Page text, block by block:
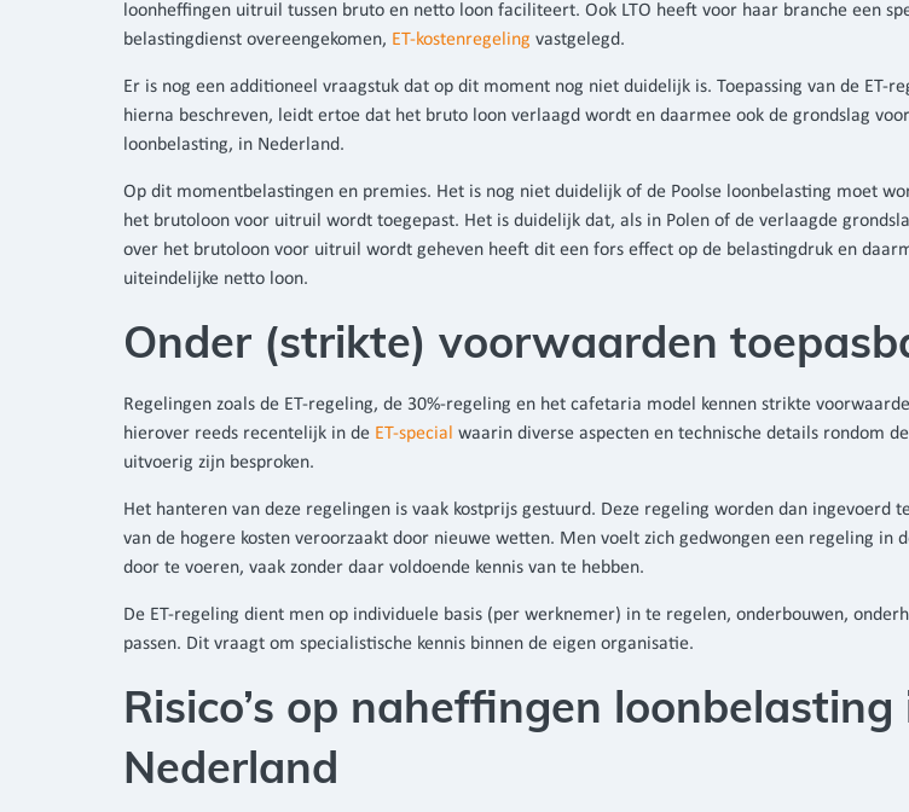
loonheffingen uitruil tussen bruto en netto loon faciliteert. Ook LTO heeft voor haar branche een
belastingdienst overeengekomen, ET-kostenregeling vastgelegd.
Er is nog een additioneel vraagstuk dat op dit moment nog niet duidelijk is. Toepassing van de ET-
hierna beschreven, leidt ertoe dat het bruto loon verlaagd wordt en daarmee ook de grondslag
loonbelasting, in Nederland.
Op dit momentbelastingen en premies. Het is nog niet duidelijk of de Poolse loonbelasting moet
het brutoloon voor uitruil wordt toegepast. Het is duidelijk dat, als in Polen of de verlaagde
over het brutoloon voor uitruil wordt geheven heeft dit een fors effect op de belastingdruk en
uiteindelijke netto loon.
Onder (strikte) voorwaarden
Regelingen zoals de ET-regeling, de 30%-regeling en het cafetaria model kennen strikte
hierover reeds recentelijk in de ET-special waarin diverse aspecten en technische details rondom
uitvoerig zijn besproken.
Het hanteren van deze regelingen is vaak kostprijs gestuurd. Deze regeling worden dan ingevoerd
van de hogere kosten veroorzaakt door nieuwe wetten. Men voelt zich gedwongen een regeling in
door te voeren, vaak zonder daar voldoende kennis van te hebben.
De ET-regeling dient men op individuele basis (per werknemer) in te regelen, onderbouwen,
passen. Dit vraagt om specialistische kennis binnen de eigen organisatie.
Risico’s op naheffingen loonbelasting
Nederland